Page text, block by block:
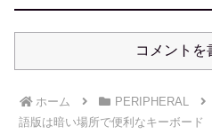
コメントを
ホーム PERIPHERAL
語版は暗い場所で便利なキーボード